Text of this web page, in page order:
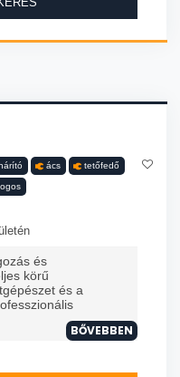
ács tetőfedő
és
körű
és a
BŐVEBBEN